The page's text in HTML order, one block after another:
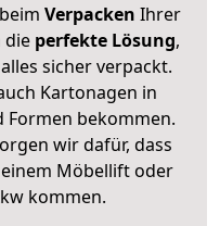
Verpacken Ihrer
die perfekte Lösung,
sicher verpackt.
Kartonagen in
Formen bekommen.
wir dafür, dass
Möbellift oder
kommen.